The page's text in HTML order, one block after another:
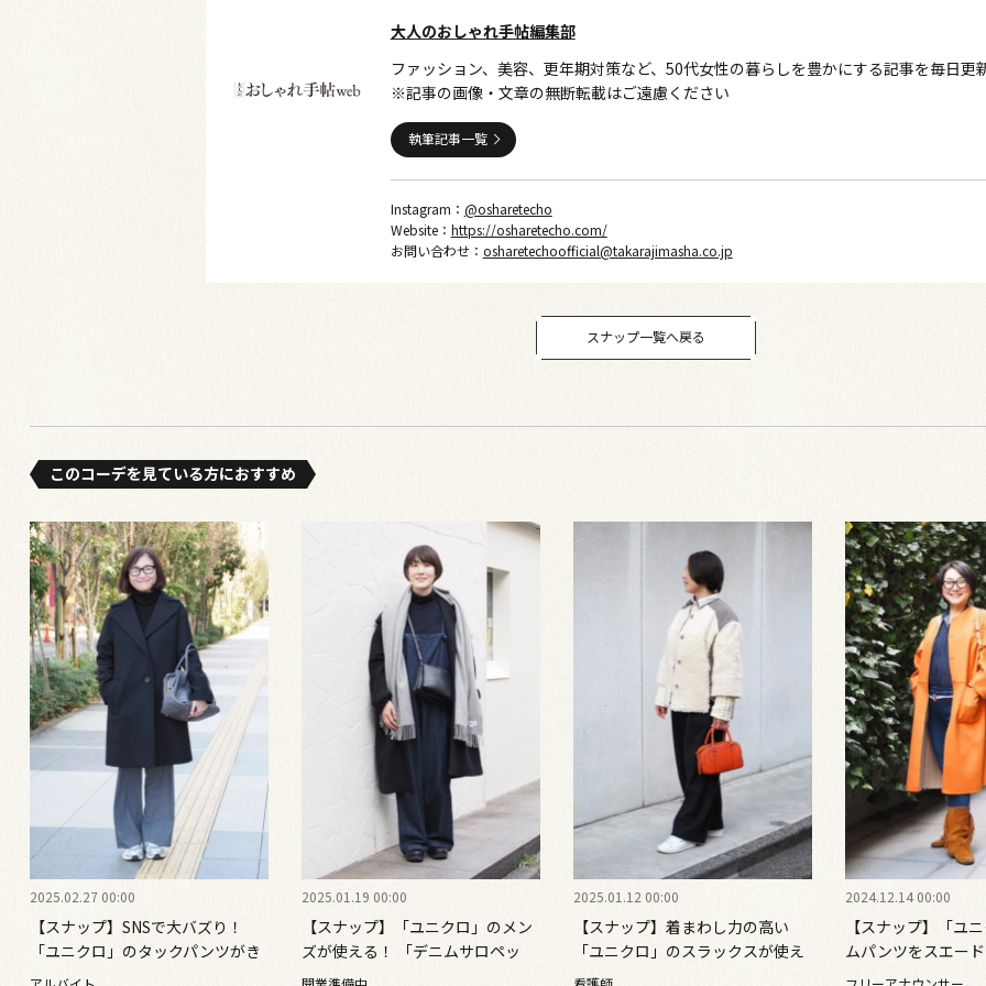
大人のおしゃれ手帖編集部
ファッション、美容、更年期対策など、50代女性の暮らしを豊かにする記事を毎日更
※記事の画像・文章の無断転載はご遠慮ください
執筆記事一覧
Instagram： @osharetecho
Website： https://osharetecho.com/
お問い合わせ： osharetechoofficial@takarajimasha.co.jp
スナップ一覧へ戻る
このコーデを⾒ている⽅におすすめ
2025.02.27 00:00
【スナップ】SNSで大バズり！
「ユニクロ」のタックパンツがき
れいめカジュアルコーデのお供
2025.01.19 00:00
【スナップ】「ユニクロ」のメン
ズが使える！ 「デニムサロペッ
ト」は小物＆色使いで大人仕様に
2025.01.12 00:00
【スナップ】着まわし力の高い
「ユニクロ」のスラックスが使え
る！ 異素材の「ボアコート」で存
2024.12.14 00:00
【スナップ】「ユ
ムパンツをスエー
ン！ 冬のウエスタ